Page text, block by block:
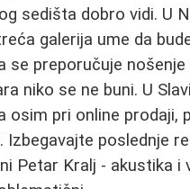
sedišta dobro vidi. U
galerija ume da
se preporučuje nošenje
niko se ne buni. U
osim pri online prodaji,
Izbegavajte poslednje
Petar Kralj - akustika i